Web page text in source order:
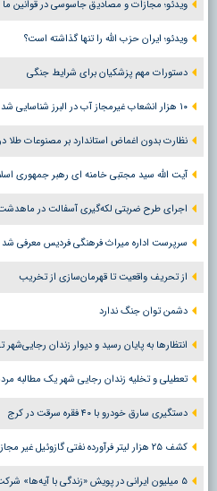
ویدئو؛ مجازات و مصادیق جاسوسی در قوانین
ویدئو؛ ایران حزب الله را تنها گذاشته است؟
دستورات مهم پزشکیان برای شرایط جنگی
۱۰ هزار انشعاب غیرمجاز آب در البرز شناسایی شد
نظارت بدون اغماض استاندارد بر مصنوعات طلا در
آیت الله سید مجتبی خامنه ای رهبر جمهوری
اجرای طرح ضربتی لکه‌گیری آسفالت در ماهدشت
سرپرست اداره میراث فرهنگی فردیس معرفی شد
از تحریف واقعیت تا قهرمان‌سازی از تخریب
دشمن توان جنگ ندارد
انتظارها به پایان رسید و دیوار زندان
تعطیلی و تخلیه زندان رجایی شهر یک مطالبه
دستگیری سارق خودرو با ۴۰ فقره سرقت در کرج
کشف ۲۵ هزار لیتر فرآورده نفتی گازوئیل غیر مجاز در اشتهارد
۵ میلیون ایرانی در پویش «زندگی با آیه‌ها» شرکت کردند